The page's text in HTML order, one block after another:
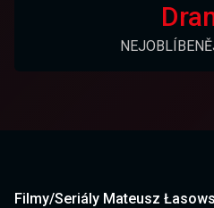
Filmy/Seriály Mateusz